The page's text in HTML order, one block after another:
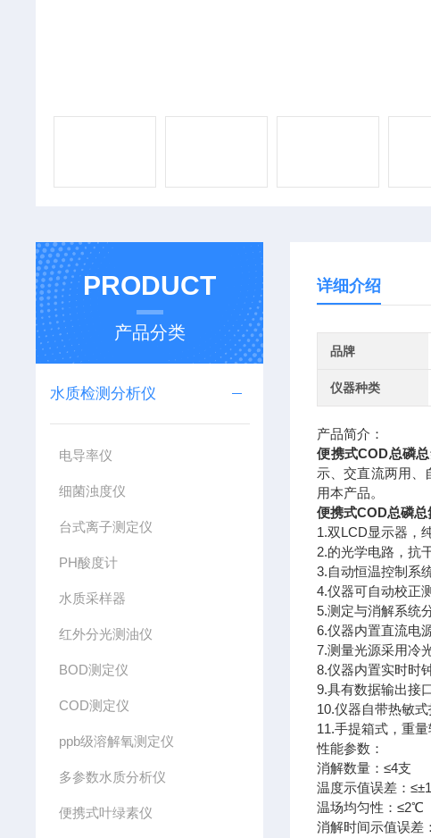
PRODUCT
产品分类
水质检测分析仪
电导率仪
细菌浊度仪
台式离子测定仪
PH酸度计
水质采样器
红外分光测油仪
BOD测定仪
COD测定仪
ppb级溶解氧测定仪
多参数水质分析仪
便携式叶绿素仪
详细介绍
品牌
仪器种类
产品简介：
便携式COD总磷
示、交直流两用、
用本产品。
便携式COD总磷总
1.双LCD显示器，
2.的光学电路，抗
3.自动恒温控制系
4.仪器可自动校正
5.测定与消解系统
6.仪器内置直流电
7.测量光源采用冷
8.仪器内置实时时
9.具有数据输出接
10.仪器自带热敏
11.手提箱式，重
性能参数：
消解数量：≤4支
温度示值误差：
温场均匀性：≤2℃
消解时间示值误差